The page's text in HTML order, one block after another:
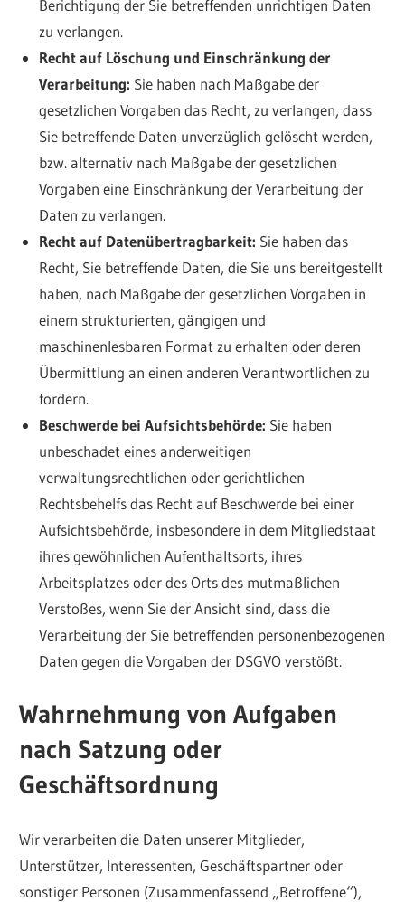
Berichtigung der Sie betreffenden unrichtigen Daten
zu verlangen.
Recht auf Löschung und Einschränkung der
Verarbeitung: Sie haben nach Maßgabe der
gesetzlichen Vorgaben das Recht, zu verlangen, dass
Sie betreffende Daten unverzüglich gelöscht werden,
bzw. alternativ nach Maßgabe der gesetzlichen
Vorgaben eine Einschränkung der Verarbeitung der
Daten zu verlangen.
Recht auf Datenübertragbarkeit: Sie haben das
Recht, Sie betreffende Daten, die Sie uns bereitgestellt
haben, nach Maßgabe der gesetzlichen Vorgaben in
einem strukturierten, gängigen und
maschinenlesbaren Format zu erhalten oder deren
Übermittlung an einen anderen Verantwortlichen zu
fordern.
Beschwerde bei Aufsichtsbehörde: Sie haben
unbeschadet eines anderweitigen
verwaltungsrechtlichen oder gerichtlichen
Rechtsbehelfs das Recht auf Beschwerde bei einer
Aufsichtsbehörde, insbesondere in dem Mitgliedstaat
ihres gewöhnlichen Aufenthaltsorts, ihres
Arbeitsplatzes oder des Orts des mutmaßlichen
Verstoßes, wenn Sie der Ansicht sind, dass die
Verarbeitung der Sie betreffenden personenbezogenen
Daten gegen die Vorgaben der DSGVO verstößt.
Wahrnehmung von Aufgaben
nach Satzung oder
Geschäftsordnung
Wir verarbeiten die Daten unserer Mitglieder,
Unterstützer, Interessenten, Geschäftspartner oder
sonstiger Personen (Zusammenfassend „Betroffene“),